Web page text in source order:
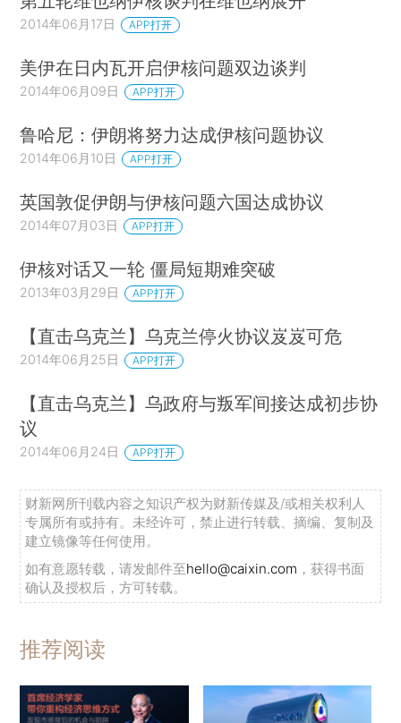
2014年06月17日 APP打开
美伊在日内瓦开启伊核问题双边谈判
2014年06月09日 APP打开
鲁哈尼：伊朗将努力达成伊核问题协议
2014年06月10日 APP打开
英国敦促伊朗与伊核问题六国达成协议
2014年07月03日 APP打开
伊核对话又一轮 僵局短期难突破
2013年03月29日 APP打开
【直击乌克兰】乌克兰停火协议岌岌可危
2014年06月25日 APP打开
【直击乌克兰】乌政府与叛军间接达成初步协
议
2014年06月24日 APP打开
财新网所刊载内容之知识产权为财新传媒及/或相关权利人
专属所有或持有。未经许可，禁止进行转载、摘编、复制及
建立镜像等任何使用。
如有意愿转载，请发邮件至hello@caixin.com ，获得书面
确认及授权后，方可转载。
推荐阅读